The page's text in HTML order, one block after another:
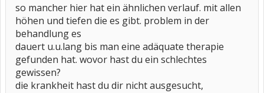
so mancher hier hat ein ähnlichen verlauf. mit allen
höhen und tiefen die es gibt. problem in der
behandlung es
dauert u.u.lang bis man eine adäquate therapie
gefunden hat. wovor hast du ein schlechtes
gewissen?
die krankheit hast du dir nicht ausgesucht,